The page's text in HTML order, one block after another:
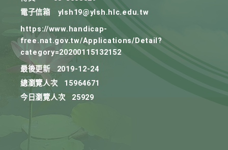
電子信箱
ylsh19@ylsh.hlc.edu.tw
https://www.handicap-
free.nat.gov.tw/Applications/Detail?
category=20200115132152
最後更新
2019-12-24
總瀏覽人次
15964671
今日瀏覽人次
25929